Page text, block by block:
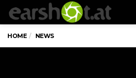
HOME NEWS